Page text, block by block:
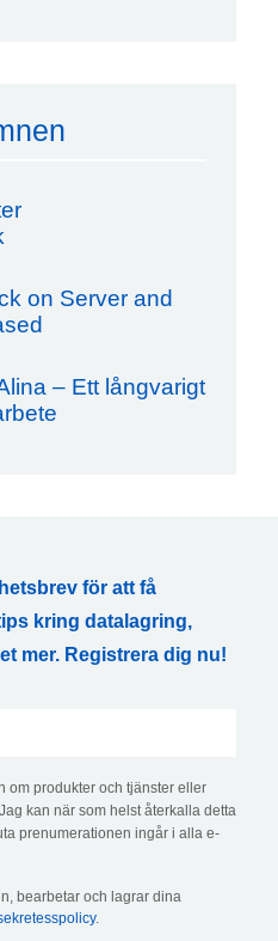
on Server and
– Ett långvarigt
för att få
kring datalagring,
mer. Registrera dig nu!
om produkter och tjänster eller
kan när som helst återkalla detta
prenumerationen ingår i alla e-
bearbetar och lagrar dina
.